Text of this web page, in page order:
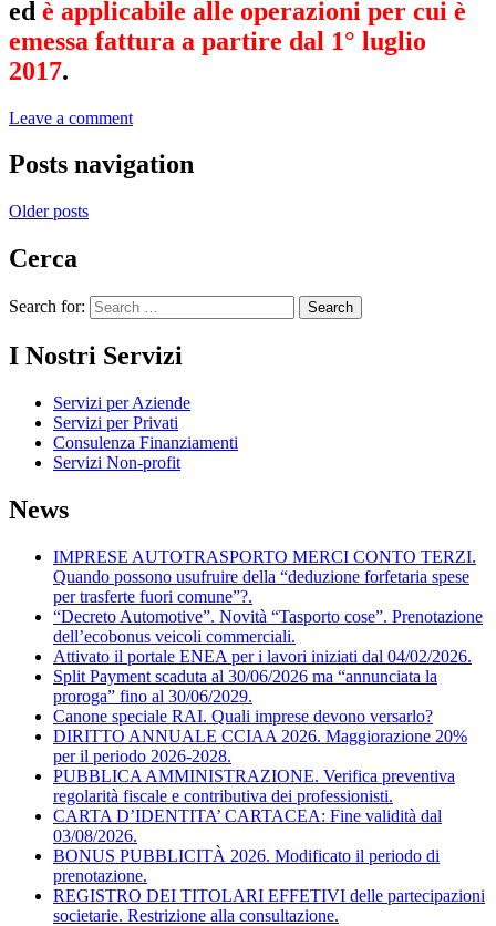
ed è applicabile alle operazioni per cui è
emessa fattura a partire dal 1° luglio
2017.
Leave a comment
Posts navigation
Older posts
Cerca
Search for:
I Nostri Servizi
Servizi per Aziende
Servizi per Privati
Consulenza Finanziamenti
Servizi Non-profit
News
IMPRESE AUTOTRASPORTO MERCI CONTO TERZI.
Quando possono usufruire della “deduzione forfetaria spese
per trasferte fuori comune”?.
“Decreto Automotive”. Novità “Tasporto cose”. Prenotazione
dell’ecobonus veicoli commerciali.
Attivato il portale ENEA per i lavori iniziati dal 04/02/2026.
Split Payment scaduta al 30/06/2026 ma “annunciata la
proroga” fino al 30/06/2029.
Canone speciale RAI. Quali imprese devono versarlo?
DIRITTO ANNUALE CCIAA 2026. Maggiorazione 20%
per il periodo 2026-2028.
PUBBLICA AMMINISTRAZIONE. Verifica preventiva
regolarità fiscale e contributiva dei professionisti.
CARTA D’IDENTITA’ CARTACEA: Fine validità dal
03/08/2026.
BONUS PUBBLICITÀ 2026. Modificato il periodo di
prenotazione.
REGISTRO DEI TITOLARI EFFETIVI delle partecipazioni
societarie. Restrizione alla consultazione.